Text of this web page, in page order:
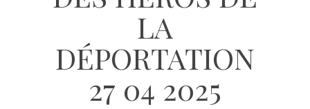
LA
DÉPORTATION
27 04 2025